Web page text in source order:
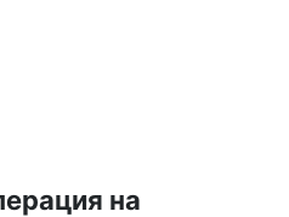
на